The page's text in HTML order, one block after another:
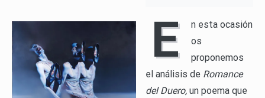
E
n esta ocasión
os
proponemos
el análisis de Romance
del Duero, un poema que